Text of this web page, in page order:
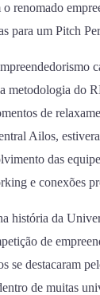
renomado
para um Pitch
metodologia do
de
Ailos,
das
e conexões
história da
de
se destacaram
de muitas